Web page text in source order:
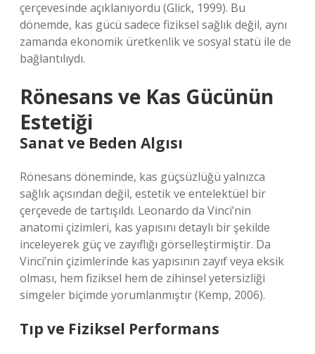
çerçevesinde açıklanıyordu (Glick, 1999). Bu
dönemde, kas gücü sadece fiziksel sağlık değil, aynı
zamanda ekonomik üretkenlik ve sosyal statü ile de
bağlantılıydı.
Rönesans ve Kas Gücünün
Estetiği
Sanat ve Beden Algısı
Rönesans döneminde, kas güçsüzlüğü yalnızca
sağlık açısından değil, estetik ve entelektüel bir
çerçevede de tartışıldı. Leonardo da Vinci’nin
anatomi çizimleri, kas yapısını detaylı bir şekilde
inceleyerek güç ve zayıflığı görselleştirmiştir. Da
Vinci’nin çizimlerinde kas yapısının zayıf veya eksik
olması, hem fiziksel hem de zihinsel yetersizliği
simgeler biçimde yorumlanmıştır (Kemp, 2006).
Tıp ve Fiziksel Performans